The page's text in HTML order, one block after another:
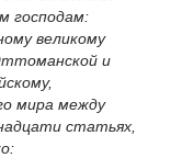
господам:
великому
и
мира между
статьях,